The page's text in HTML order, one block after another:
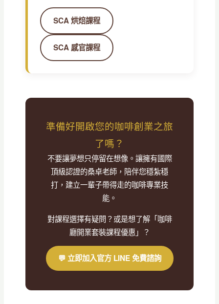
SCA 烘焙課程
SCA 感官課程
準備好開啟您的咖啡創業之旅
了嗎？
不要讓夢想只停留在想像。讓擁有國際
頂級認證的桑卓老師，陪伴您穩紮穩
打，建立一輩子帶得走的咖啡專業技
能。
對課程選擇有疑問？或是想了解「咖啡
廳開業套裝課程優惠」？
💬 立即加入官方 LINE 免費諮詢